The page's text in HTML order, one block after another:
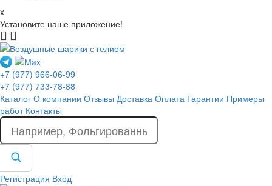
x
Установите наше приложение!
+7 (977) 966-06-99
+7 (977) 733-78-88
Каталог О компании Отзывы Доставка Оплата Гарантии Примеры
работ Контакты
Регистрация Вход